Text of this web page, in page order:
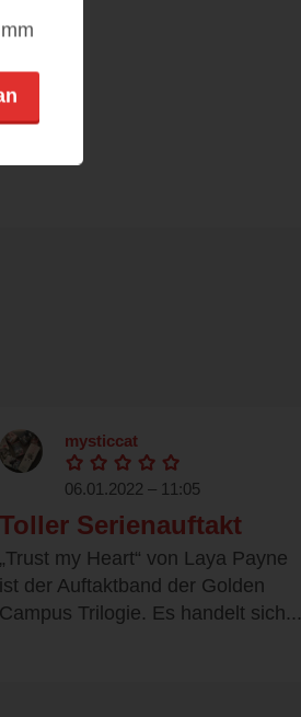
mysticcat
06.01.2022 – 11:05
Toller Serienauftakt
„Trust my Heart“ von Laya Payne
ist der Auftaktband der Golden
Campus Trilogie. Es handelt sich...